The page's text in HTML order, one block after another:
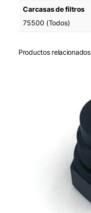
i
Carcasas de filtros
75500 (Todos)
Productos relacionados